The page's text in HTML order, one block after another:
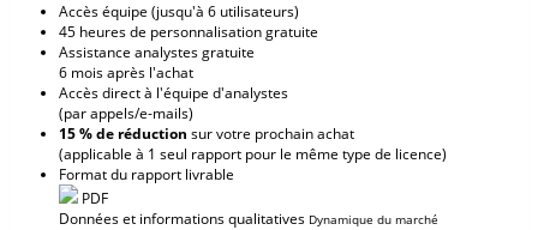
Accès équipe (jusqu'à 6 utilisateurs)
45 heures de personnalisation gratuite
Assistance analystes gratuite
6 mois après l'achat
Accès direct à l'équipe d'analystes
(par appels/e-mails)
15 % de réduction sur votre prochain achat
(applicable à 1 seul rapport pour le même type de licence)
Format du rapport livrable
PDF
Données et informations qualitatives Dynamique du marché